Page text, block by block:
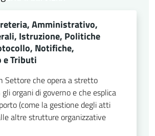
Amministrativo,
Istruzione, Politiche
Notifiche,
e Tributi
Settore che opera a stretto
organi di governo e che esplica
(come la gestione degli atti
altre strutture organizzative